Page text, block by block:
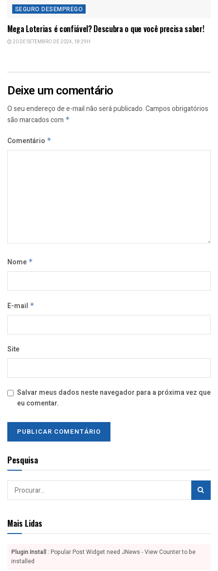
SEGURO DESEMPREGO
Mega Loterias é confiável? Descubra o que você precisa saber!
20 DE SETEMBRO DE 2024, 18:29H
Deixe um comentário
O seu endereço de e-mail não será publicado.Campos obrigatórios
são marcados com *
Comentário *
Nome *
E-mail *
Site
Salvar meus dados neste navegador para a próxima vez que
eu comentar.
Pesquisa
Mais Lidas
Plugin Install : Popular Post Widget need JNews - View Counter to be
installed